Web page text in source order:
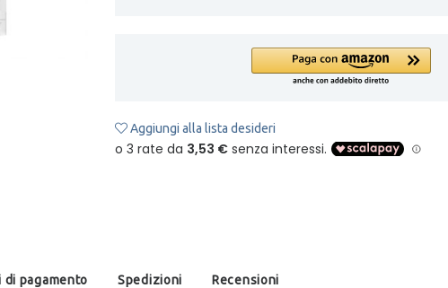
Aggiungi alla lista desideri
di pagamento Spedizioni Recensioni